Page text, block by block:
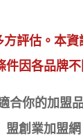
評估。本
件因各品牌不
合你的加盟
盟創業加盟網